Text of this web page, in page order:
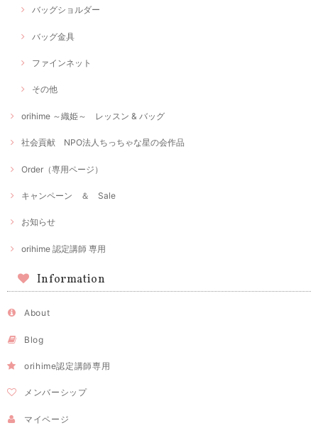
バッグショルダー
バッグ金具
ファインネット
その他
orihime ～織姫～ レッスン & バッグ
社会貢献 NPO法人ちっちゃな星の会作品
Order（専用ページ）
キャンペーン ＆ Sale
お知らせ
orihime 認定講師 専用
Information
About
Blog
orihime認定講師専用
メンバーシップ
マイページ